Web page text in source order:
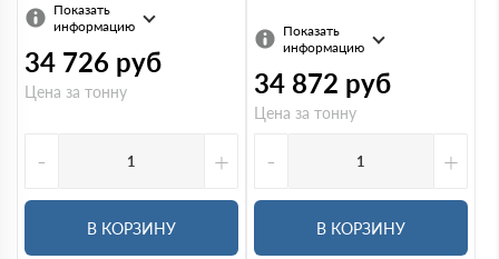
Показать
информацию
34 726 руб
Цена за тонну
- +
В КОРЗИНУ
Показать
информацию
34 872 руб
Цена за тонну
- +
В КОРЗИНУ